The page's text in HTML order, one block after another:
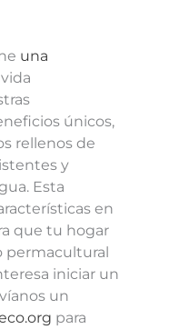
una
únicos,
rellenos de
y
Esta
en
que tu hogar
permacultural
iniciar un
un
para